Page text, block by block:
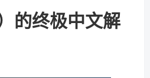
的终极中文解